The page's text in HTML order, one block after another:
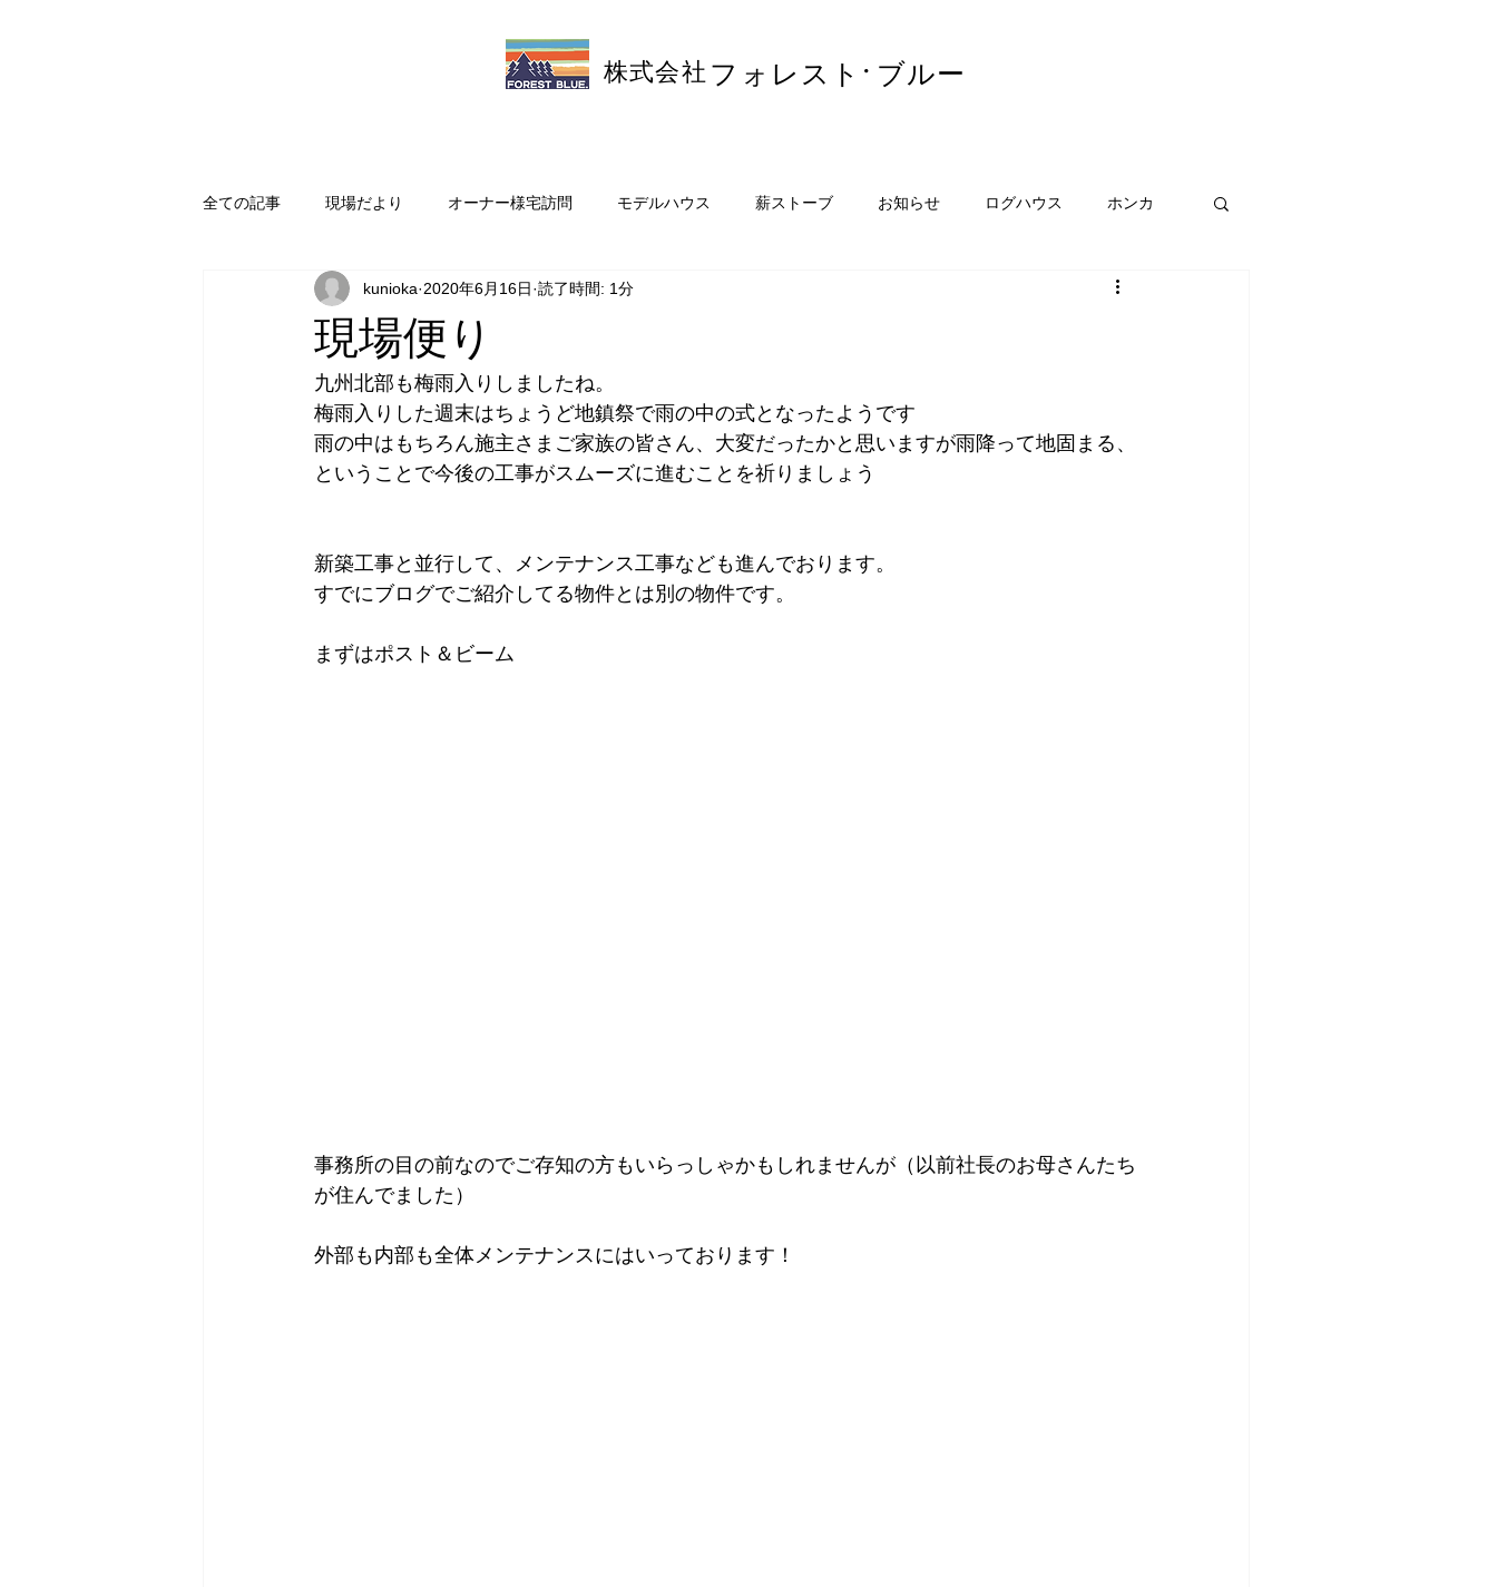
ブルー
株式会社 フォレスト ・
全ての記事 現場だより オーナー様宅訪問 モデルハウス 薪ストーブ お知らせ ログハウス ホンカ
スキャンDホーム スタッフブログ メンテナンス
ハンドカットログハウス
現場便り
kunioka 2020年6月16日 読了時間: 1分
九州北部も梅雨入りしましたね。
梅雨入りした週末はちょうど地鎮祭で雨の中の式となったようです
雨の中はもちろん施主さまご家族の皆さん、大変だったかと思いますが雨降って地固まる、
ということで今後の工事がスムーズに進むことを祈りましょう
新築工事と並行して、メンテナンス工事なども進んでおります。
すでにブログでご紹介してる物件とは別の物件です。
まずはポスト＆ビーム
事務所の目の前なのでご存知の方もいらっしゃかもしれませんが（以前社長のお母さんたち
が住んでました）
外部も内部も全体メンテナンスにはいっております！